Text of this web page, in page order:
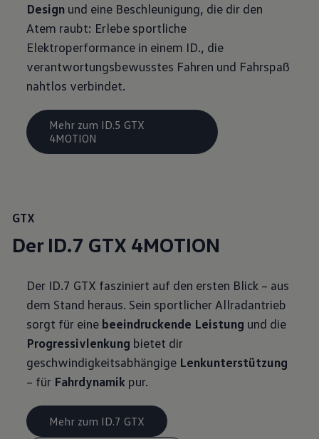
Design und eine Beschleunigung, die dir den
Atem raubt: Erlebe sportliche
Elektroperformance in einem ID., die
verantwortungsbewusstes Fahren und Fahrspaß
nahtlos verbindet.
Mehr zum ID.5 GTX
4MOTION
GTX
Der ID.7 GTX 4MOTION
Der ID.7 GTX fasziniert auf den ersten Blick – aus
dem Stand heraus. Sein sportlicher Allradantrieb
sorgt für eine beeindruckende Leistung und die
Progressivlenkung bietet dir
geschwindigkeitsabhängige Lenkunterstützung
– für Fahrdynamik pur.
Mehr zum ID.7 GTX